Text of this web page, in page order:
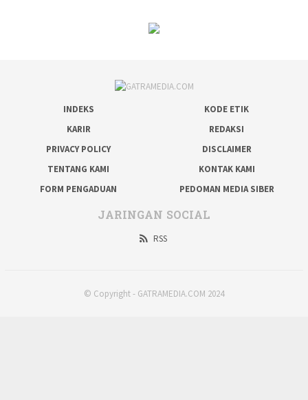
INDEKS
KODE ETIK
KARIR
REDAKSI
PRIVACY POLICY
DISCLAIMER
TENTANG KAMI
KONTAK KAMI
FORM PENGADUAN
PEDOMAN MEDIA SIBER
JARINGAN SOCIAL
RSS
© Copyright - GATRAMEDIA.COM 2024